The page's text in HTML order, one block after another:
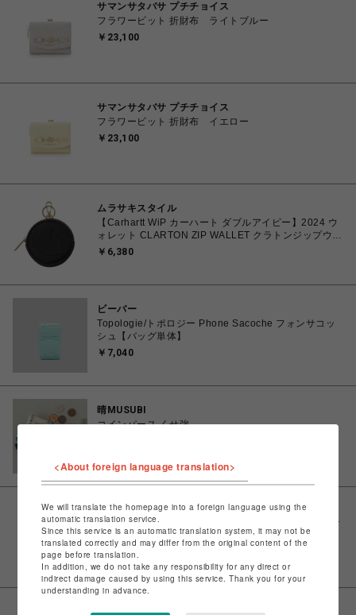
サマンサタバサ プチチョイス
フラワービット 折財布 ライトブルー
￥23,100
サマンサタバサ プチチョイス
フラワービット 折財布 イエロー
￥23,100
ムラサキスタイル
【Carhartt WiP カーハート ダブルアイピー】2024 ウ
ォレット CLARTON ZIP WALLET クラトンジップウォ
レット I033780 BLACK Fサイズ
￥6,380
ビーバー
Topologie/トポロジー Phone Sacoche フォンサコッ
シュ【バッグ単体】
￥7,040
晴MUSUBI
コインパース くせ強
ビーバー
PACKING/パッキング/BLACK REFLECTIVE WALLET
￥3,850
イル
<About foreign language translation>
We will translate the homepage into a foreign language using the
automatic translation service.
Since this service is an automatic translation system, it may not be
translated correctly and may differ from the original content of the
page before translation.
In addition, we do not take any responsibility for any direct or
indirect damage caused by using this service. Thank you for your
understanding in advance.